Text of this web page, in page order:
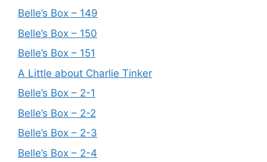
Belle’s Box – 149
Belle’s Box – 150
Belle’s Box – 151
A Little about Charlie Tinker
Belle’s Box – 2-1
Belle’s Box – 2-2
Belle’s Box – 2-3
Belle’s Box – 2-4